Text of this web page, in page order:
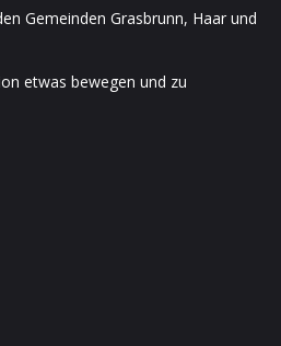
Gemeinden Grasbrunn, Haar und
etwas bewegen und zu